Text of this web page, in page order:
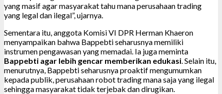
yang masif agar masyarakat tahu mana perusahaan trading
yang legal dan ilegal”, ujarnya.
Sementara itu, anggota Komisi VI DPR Herman Khaeron
menyampaikan bahwa Bappebti seharusnya memiliki
instrumen pengawasan yang memadai. Ia juga meminta
Bappebti agar lebih gencar memberikan edukasi . Selain itu,
menurutnya, Bappebti seharusnya proaktif mengumumkan
kepada publik, perusahaan robot trading mana saja yang ilegal
sehingga masyarakat tidak terjebak dan dirugikan.